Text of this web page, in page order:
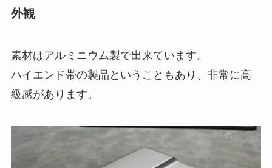
外観
素材はアルミニウム製で出来ています。
ハイエンド帯の製品ということもあり、非常に高
級感があります。